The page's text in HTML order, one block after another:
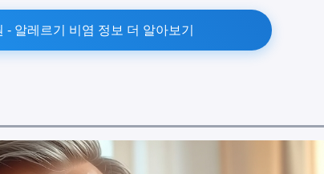
- 알레르기 비염 정보 더 알아보기